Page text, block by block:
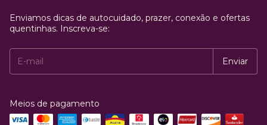
Enviamos dicas de autocuidado, prazer, conexão e ofertas
quentinhas. Inscreva-se:
Meios de pagamento